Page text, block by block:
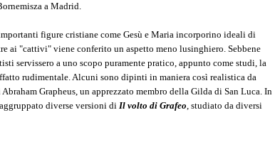
a Madrid.
figure cristiane come Gesù e Maria incorporino ideali di
ai "cattivi" viene conferito un aspetto meno lusinghiero. Sebbene
servissero a uno scopo puramente pratico, appunto come studi, la
rudimentale. Alcuni sono dipinti in maniera così realistica da
Grapheus, un apprezzato membro della Gilda di San Luca. In
diverse versioni di Il volto di Grafeo, studiato da diversi